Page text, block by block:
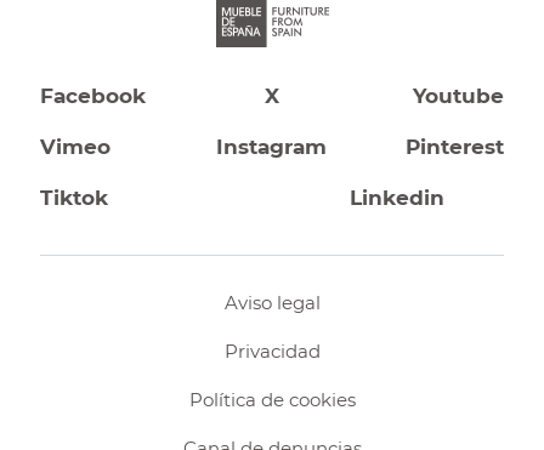
Facebook X Youtube
Vimeo Instagram Pinterest
Tiktok Linkedin
Aviso legal
Privacidad
Política de cookies